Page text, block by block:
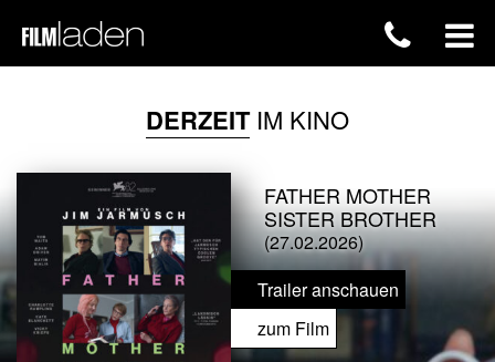
DERZEITIM KINO
FATHER MOTHER
SISTER BROTHER
(27.02.2026)
Trailer anschauen
zum Film